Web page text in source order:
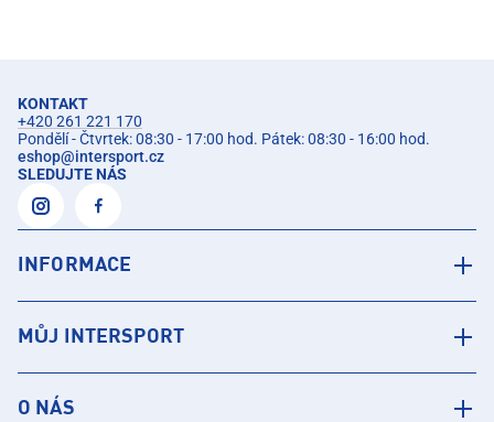
KONTAKT
+420 261 221 170
Pondělí - Čtvrtek: 08:30 - 17:00 hod. Pátek: 08:30 - 16:00 hod.
eshop@intersport.cz
SLEDUJTE NÁS
INFORMACE
MŮJ INTERSPORT
O NÁS